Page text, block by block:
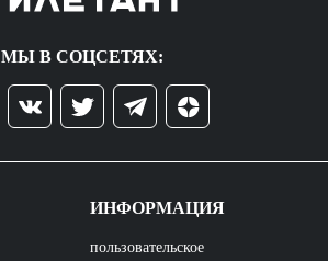
МЫ В СОЦСЕТЯХ:
ИНФОРМАЦИЯ
пользовательское